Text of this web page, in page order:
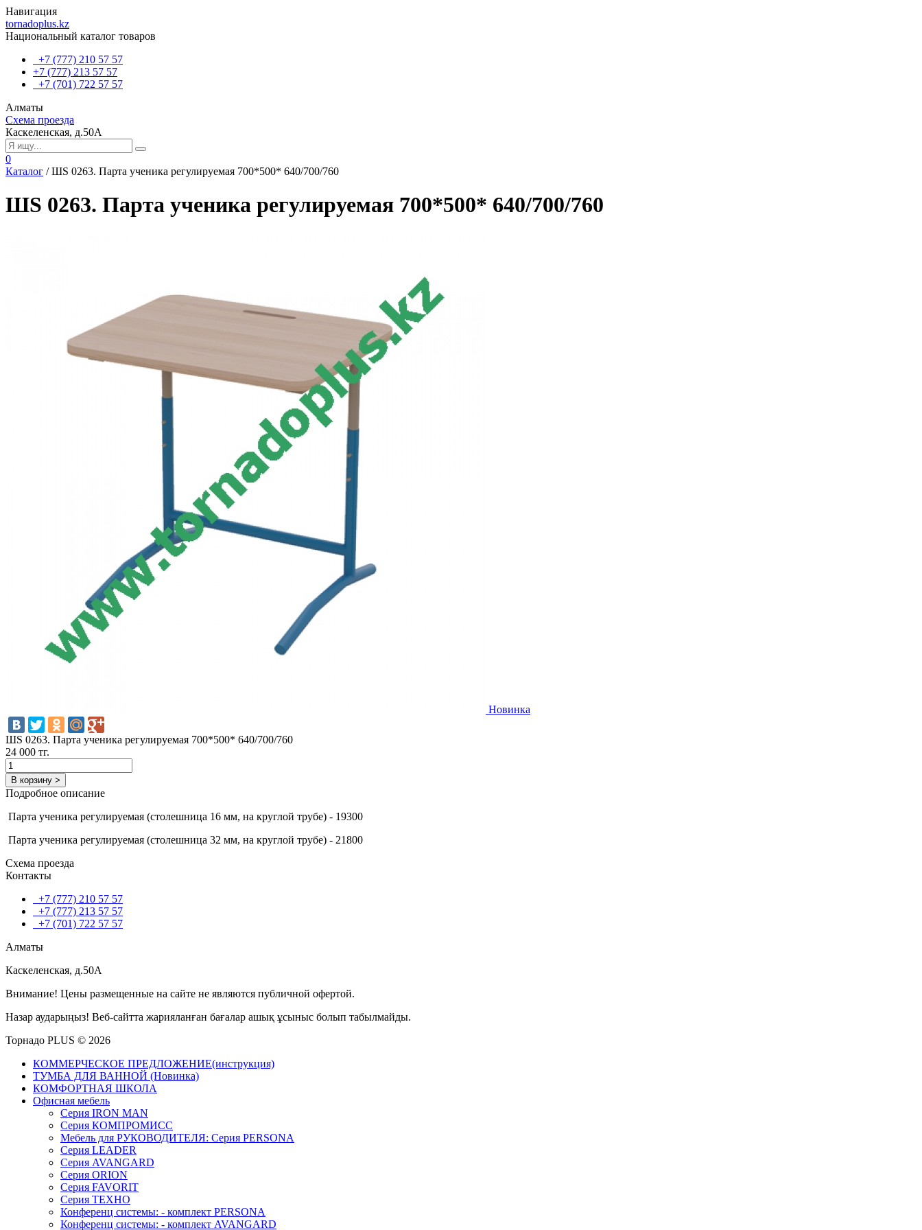
Навигация
tornadoplus.kz
Национальный каталог товаров
+7 (777) 210 57 57
+7 (777) 213 57 57
+7 (701) 722 57 57
Алматы
Схема проезда
Каскеленская, д.50А
0
Каталог /ШS 0263. Парта ученика регулируемая 700*500* 640/700/760
ШS 0263. Парта ученика регулируемая 700*500* 640/700/760
Новинка
ШS 0263. Парта ученика регулируемая 700*500* 640/700/760
24 000 тг.
В корзину >
Подробное описание
Парта ученика регулируемая (столешница 16 мм, на круглой трубе) - 19300
Парта ученика регулируемая (столешница 32 мм, на круглой трубе) - 21800
Схема проезда
Контакты
+7 (777) 210 57 57
+7 (777) 213 57 57
+7 (701) 722 57 57
Алматы
Каскеленская, д.50А
Внимание! Цены размещенные на сайте не являются публичной офертой.
Назар аударыңыз! Веб-сайтта жарияланған бағалар ашық ұсыныс болып табылмайды.
Торнадо PLUS © 2026
КОММЕРЧЕСКОЕ ПРЕДЛОЖЕНИЕ(инструкция)
ТУМБА ДЛЯ ВАННОЙ (Новинка)
КОМФОРТНАЯ ШКОЛА
Офисная мебель
Серия IRON MAN
Серия КОМПРОМИСС
Мебель для РУКОВОДИТЕЛЯ: Серия PERSONA
Серия LEADER
Серия AVANGARD
Серия ORION
Серия FAVORIT
Серия ТЕХНО
Конференц системы: - комплект PERSONA
Конференц системы: - комплект AVANGARD